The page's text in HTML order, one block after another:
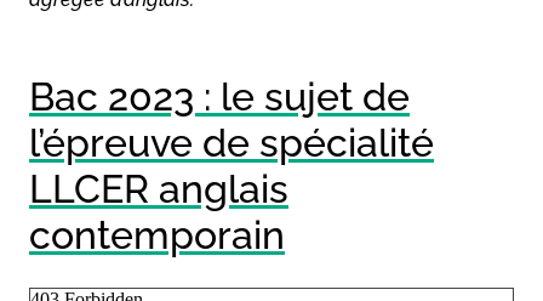
Bac 2023 : le sujet de
l’épreuve de spécialité
LLCER anglais
contemporain